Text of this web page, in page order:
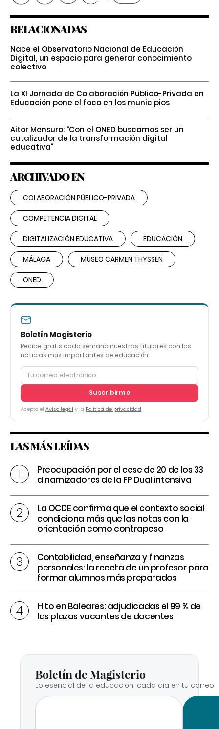
RELACIONADAS
Nace el Observatorio Nacional de Educación
Digital, un espacio para generar conocimiento
colectivo
La XI Jornada de Colaboración Público-Privada en
Educación pone el foco en los municipios
Aitor Mensuro: “Con el ONED buscamos ser un
catalizador de la transformación digital
educativa”
ARCHIVADO EN
COLABORACIÓN PÚBLICO-PRIVADA
COMPETENCIA DIGITAL
DIGITALIZACIÓN EDUCATIVA EDUCACIÓN
MÁLAGA MUSEO CARMEN THYSSEN
ONED
Boletín Magisterio
Recibe gratis cada semana nuestros titulares con las
noticias más importantes de educación
Suscribirme
Acepto el Aviso legal y la Política de privacidad
LAS MÁS LEÍDAS
Preocupación por el cese de 20 de los 33
dinamizadores de la FP Dual intensiva
La OCDE confirma que el contexto social
condiciona más que las notas con la
orientación como contrapeso
Contabilidad, enseñanza y finanzas
personales: la receta de un profesor para
formar alumnos más preparados
Hito en Baleares: adjudicadas el 99 % de
las plazas vacantes de docentes
Boletín de Magisterio
Lo esencial de la educación, cada día en tu correo.